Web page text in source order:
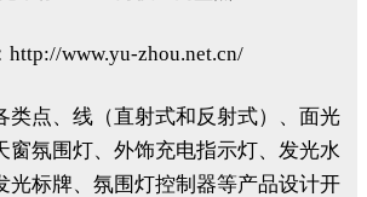
http://www.yu-zhou.net.cn/
类点、线（直射式和反射式）、面光
窗氛围灯、外饰充电指示灯、发光水
光标牌、氛围灯控制器等产品设计开